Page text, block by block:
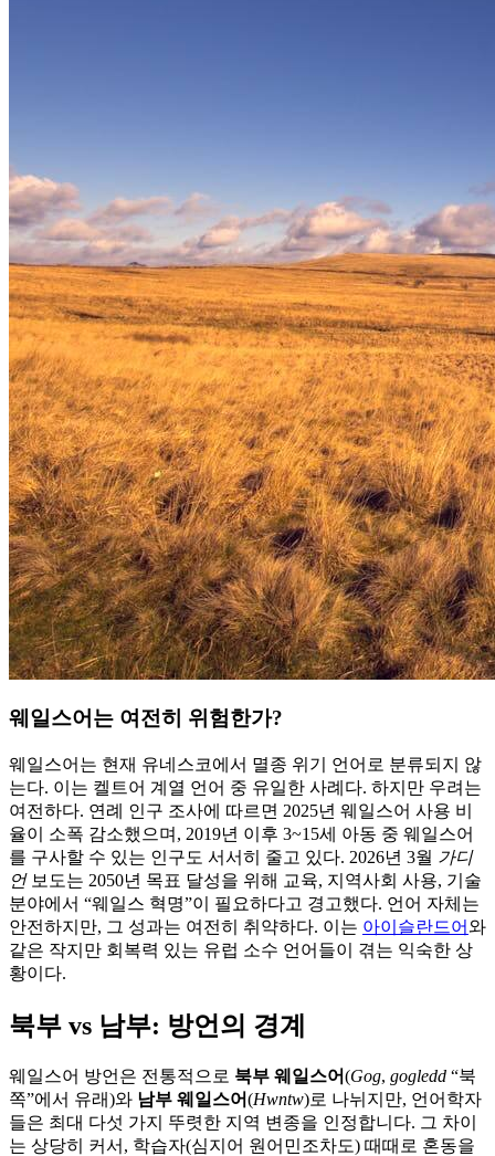
웨일스어는 여전히 위험한가?
웨일스어는 현재 유네스코에서 멸종 위기 언어로 분류되지 않
는다. 이는 켈트어 계열 언어 중 유일한 사례다. 하지만 우려는
여전하다. 연례 인구 조사에 따르면 2025년 웨일스어 사용 비
율이 소폭 감소했으며, 2019년 이후 3~15세 아동 중 웨일스어
를 구사할 수 있는 인구도 서서히 줄고 있다. 2026년 3월 가디
언보도는 2050년 목표 달성을 위해 교육, 지역사회 사용, 기술
분야에서 “웨일스 혁명”이 필요하다고 경고했다. 언어 자체는
안전하지만, 그 성과는 여전히 취약하다. 이는 아이슬란드어와
같은 작지만 회복력 있는 유럽 소수 언어들이 겪는 익숙한 상
황이다.
북부 vs 남부: 방언의 경계
웨일스어 방언은 전통적으로 북부 웨일스어(Gog, gogledd “북
쪽”에서 유래)와 남부 웨일스어(Hwntw)로 나뉘지만, 언어학자
들은 최대 다섯 가지 뚜렷한 지역 변종을 인정합니다. 그 차이
는 상당히 커서, 학습자(심지어 원어민조차도) 때때로 혼동을